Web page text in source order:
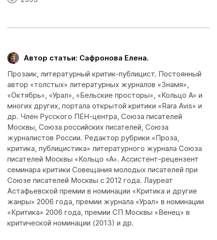
Автор статьи: Сафронова Елена.
Прозаик, литературный критик-публицист. Постоянный
автор «толстых» литературных журналов «Знамя»,
«Октябрь», «Урал», «Бельские просторы», «Кольцо А» и
многих других, портала открытой критики «Rara Avis» и
др. Член Русского ПЕН-центра, Союза писателей
Москвы, Союза российских писателей, Союза
журналистов России. Редактор рубрики «Проза,
критика, публицистика» литературного журнала Союза
писателей Москвы «Кольцо «А». Ассистент-рецензент
семинара критики Совещания молодых писателей при
Союзе писателей Москвы с 2012 года. Лауреат
Астафьевской премии в номинации «Критика и другие
жанры» 2006 года, премии журнала «Урал» в номинации
«Критика» 2006 года, премии СП Москвы «Венец» в
критической номинации (2013) и др.